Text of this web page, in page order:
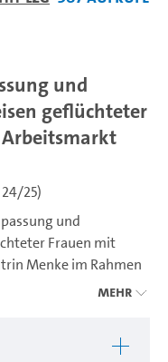
und
geflüchteter
Arbeitsmarkt
25)
und
Frauen mit
Menke im Rahmen
an derMehr